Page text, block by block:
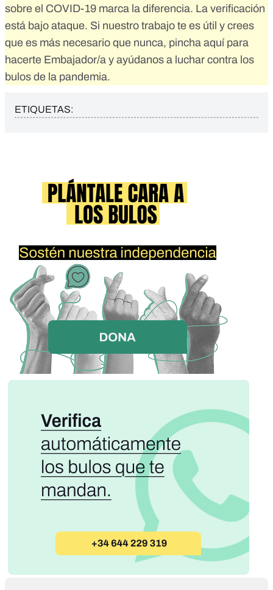
sobre el COVID-19 marca la diferencia. La verificación
está bajo ataque. Si nuestro trabajo te es útil y crees
que es más necesario que nunca, pincha aquí para
hacerte Embajador/a y ayúdanos a luchar contra los
bulos de la pandemia.
ETIQUETAS: